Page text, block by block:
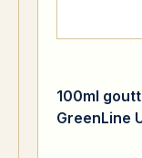
100ml
GreenLine